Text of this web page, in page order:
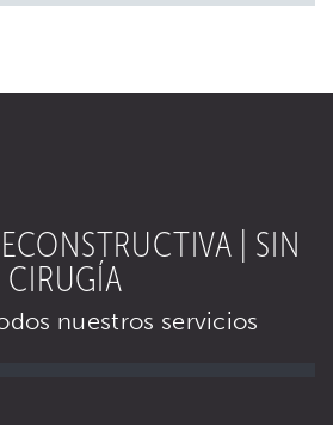
| SIN
CIRUGÍA
nuestros servicios